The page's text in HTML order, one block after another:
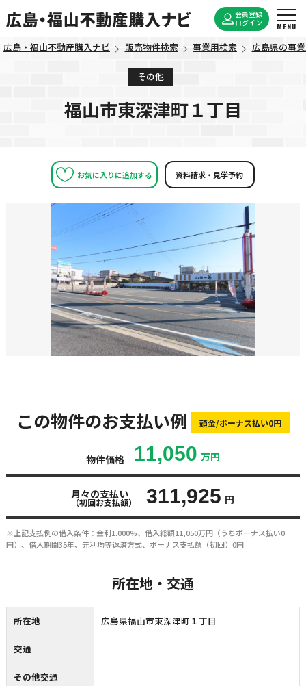
会員登録
ログイン
広島・福山不動産購入ナビ 販売物件検索 事業用検索 広島県の事
その他
福山市東深津町１丁目
お気に入りに追加する
この物件のお支払い例 頭金/ボーナス払い0円
物件価格 11,050 万円
月々の支払い
（初回お支払額） 311,925 円
※上記支払例の借入条件：金利1.000%、借入総額11,050万円（うちボーナス払い0
円）、借入期間35年、元利均等返済方式、ボーナス支払額（初回）0円
所在地・交通
所在地 広島県福山市東深津町１丁目
交通
その他交通